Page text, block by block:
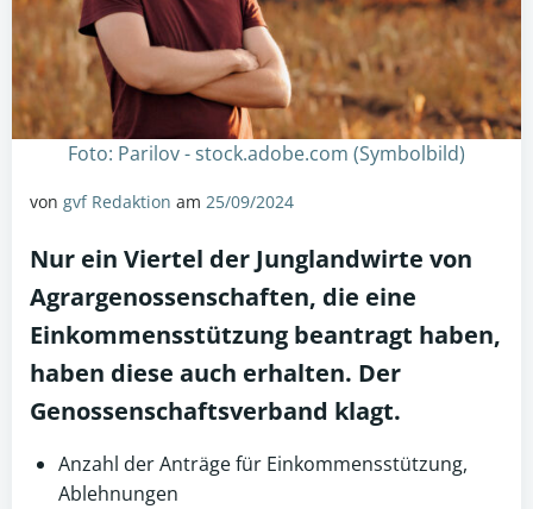
Foto: Parilov - stock.adobe.com (Symbolbild)
von gvf Redaktion am 25/09/2024
Nur ein Viertel der Junglandwirte von
Agrargenossenschaften, die eine
Einkommensstützung beantragt haben,
haben diese auch erhalten. Der
Genossenschaftsverband klagt.
Anzahl der Anträge für Einkommensstützung,
Ablehnungen